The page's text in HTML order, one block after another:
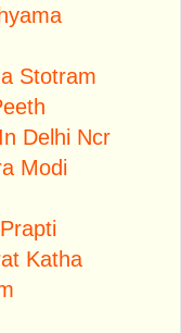
Stotram
Delhi Ncr
Modi
Katha